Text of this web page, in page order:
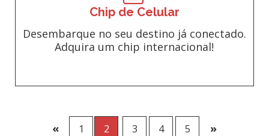
Chip de Celular
Desembarque no seu destino já conectado.
Adquira um chip internacional!
« 1 2 3 4 5 »